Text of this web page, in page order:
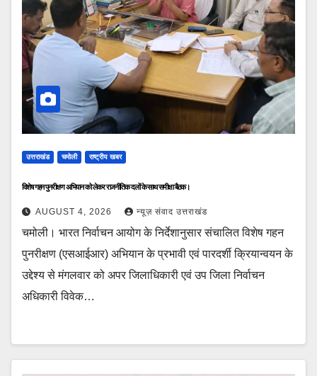
उत्तराखंड चमोली राष्ट्रीय खबर
विशेष गहन पुनरीक्षण अभियान को लेकर राजनीतिक दलों के साथ समीक्षा बैठक।
AUGUST 4, 2026 न्यूज़ संवाद उत्तराखंड
चमोली। भारत निर्वाचन आयोग के निर्देशानुसार संचालित विशेष गहन
पुनरीक्षण (एसआईआर) अभियान के प्रभावी एवं पारदर्शी क्रियान्वयन के
उद्देश्य से मंगलवार को अपर जिलाधिकारी एवं उप जिला निर्वाचन
अधिकारी विवेक…